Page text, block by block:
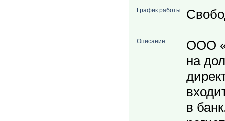
График работы
Описание
ООО
на
в